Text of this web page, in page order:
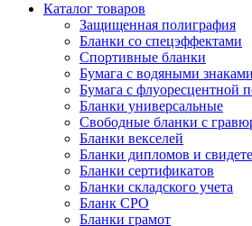
Каталог товаров
Защищенная полиграфия
Бланки со спецэффектами
Спортивные бланки
Бумага с водяными
Бумага с флуоресцентной
Бланки универсальные
Свободные бланки с
Бланки векселей
Бланки дипломов и
Бланки сертификатов
Бланки складского учета
Бланк СРО
Бланки грамот